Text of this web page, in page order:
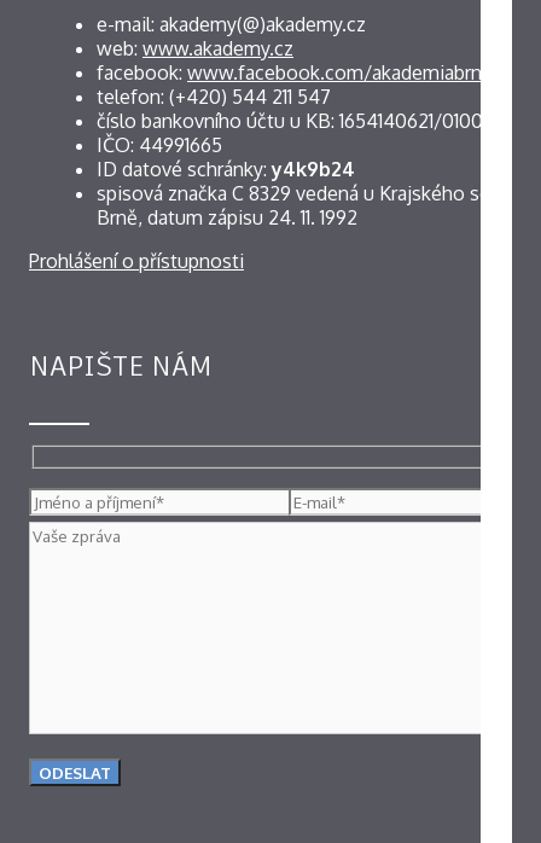
e-mail: akademy(@)akademy.cz
web: www.akademy.cz
facebook: www.facebook.com/akademiabrno
telefon: (+420) 544 211 547
číslo bankovního účtu u KB: 1654140621/0100
IČO: 44991665
ID datové schránky:y4k9b24
spisová značka C 8329 vedená u Krajského soudu v
Brně, datum zápisu 24. 11. 1992
Prohlášení o přístupnosti
NAPIŠTE NÁM